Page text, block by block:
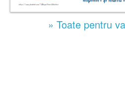
» Toate pentru